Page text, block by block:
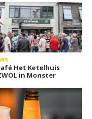
Het Ketelhuis
in Monster